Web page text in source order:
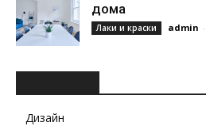
дома
Лаки и краски admin -
Дизайн